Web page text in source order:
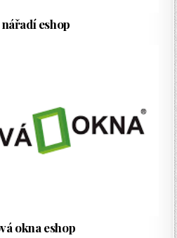
eshop
okna eshop